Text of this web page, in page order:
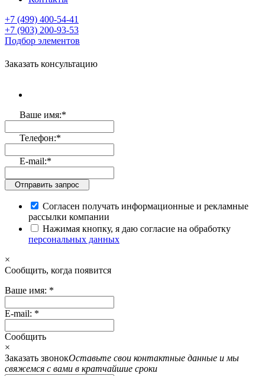
+7 (499) 400-54-41
+7 (903) 200-93-53
Подбор элементов
Заказать консультацию
Ваше имя:*
Телефон:*
E-mail:*
Отправить запрос
Согласен получать информационные и рекламные
рассылки компании
Нажимая кнопку, я даю согласие на обработку
персональных данных
×
Cообщить, когда появится
Ваше имя: *
E-mail: *
Cообщить
×
Заказать звонокОставьте свои контактные данные и мы
свяжемся с вами в кратчайшие сроки